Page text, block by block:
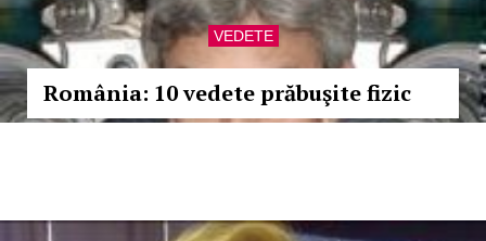
VEDETE
România: 10 vedete prăbuşite fizic